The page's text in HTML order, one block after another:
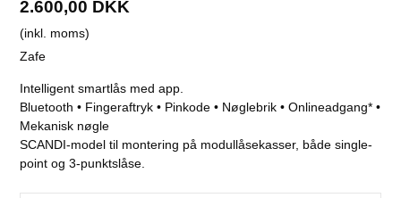
2.600,00 DKK
(inkl. moms)
Zafe
Intelligent smartlås med app.
Bluetooth • Fingeraftryk • Pinkode • Nøglebrik • Onlineadgang* •
Mekanisk nøgle
SCANDI-model til montering på modullåsekasser, både single-
point og 3-punktslåse.